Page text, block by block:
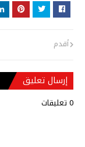
أقدم
إرسال تعليق
0 تعليقات